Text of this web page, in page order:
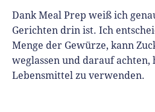
Dank Meal Prep weiß ich
Gerichten drin ist. Ich
Menge der Gewürze, kann
weglassen und darauf achten,
Lebensmittel zu verwenden.